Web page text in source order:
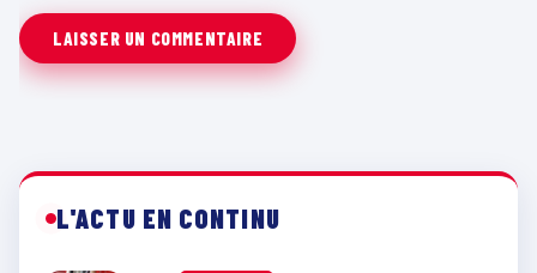
L'ACTU EN CONTINU